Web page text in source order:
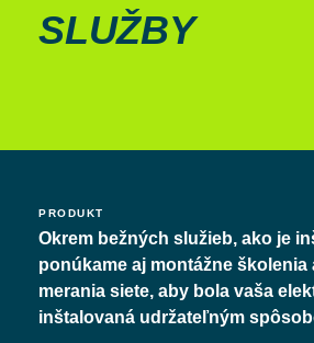
SLUŽ­BY
PRODUKT
Okrem bežných služieb, ako je
ponúkame aj montážne
merania siete, aby bola vaša
inštalovaná udržateľným